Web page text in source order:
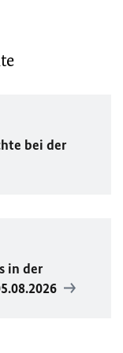
bei der
in der